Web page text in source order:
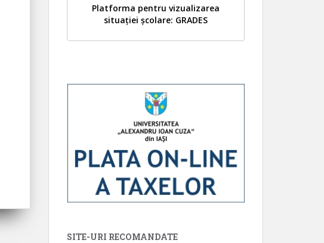
Platforma pentru vizualizarea
situației școlare: GRADES
SITE-URI RECOMANDATE